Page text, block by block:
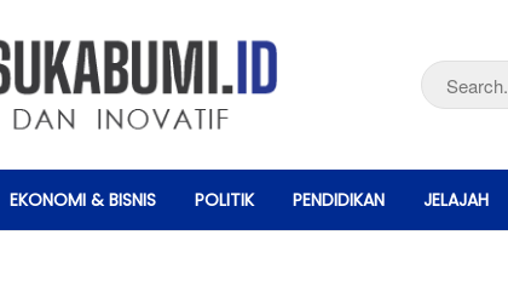
EKONOMI & BISNIS POLITIK PENDIDIKAN JELAJAH